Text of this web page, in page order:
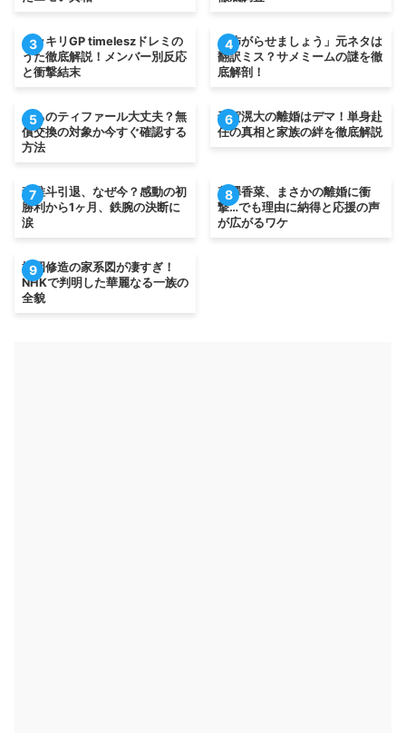
3
ドッキリGP timeleszドレミの
うた徹底解説！メンバー別反応
と衝撃結末
4
「怖がらせましょう」元ネタは
翻訳ミス？サメミームの謎を徹
底解剖！
5
うちのティファール大丈夫？無
償交換の対象か今すぐ確認する
方法
6
千賀滉大の離婚はデマ！単身赴
任の真相と家族の絆を徹底解説
7
森唯斗引退、なぜ今？感動の初
勝利から1ヶ月、鉄腕の決断に
涙
8
花澤香菜、まさかの離婚に衝
撃…でも理由に納得と応援の声
が広がるワケ
9
松岡修造の家系図が凄すぎ！
NHKで判明した華麗なる一族の
全貌